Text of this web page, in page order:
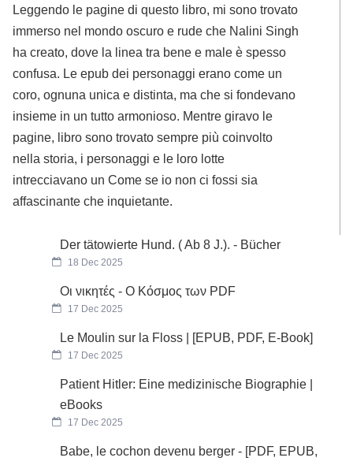
Leggendo le pagine di questo libro, mi sono trovato
immerso nel mondo oscuro e rude che Nalini Singh
ha creato, dove la linea tra bene e male è spesso
confusa. Le epub dei personaggi erano come un
coro, ognuna unica e distinta, ma che si fondevano
insieme in un tutto armonioso. Mentre giravo le
pagine, libro sono trovato sempre più coinvolto
nella storia, i personaggi e le loro lotte
intrecciavano un Come se io non ci fossi sia
affascinante che inquietante.
Der tätowierte Hund. ( Ab 8 J.). - Bücher
18 Dec 2025
Οι νικητές - Ο Κόσμος των PDF
17 Dec 2025
Le Moulin sur la Floss | [EPUB, PDF, E-Book]
17 Dec 2025
Patient Hitler: Eine medizinische Biographie |
eBooks
17 Dec 2025
Babe, le cochon devenu berger - [PDF, EPUB,